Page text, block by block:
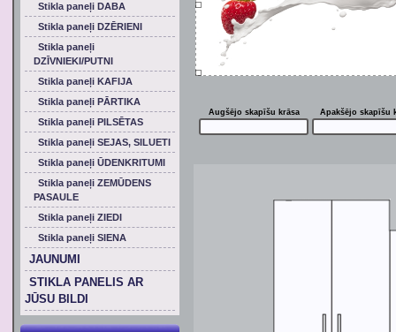
Augšējo skapīšu krāsa Apakšējo skapīšu
Stikla paneļi DABA
Stikla paneļi DZĒRIENI
Stikla paneļi
DZĪVNIEKI/PUTNI
Stikla paneļi KAFIJA
Stikla paneļi PĀRTIKA
Stikla paneļi PILSĒTAS
Stikla paneļi SEJAS, SILUETI
Stikla paneļi ŪDENKRITUMI
Stikla paneļi ZEMŪDENS
PASAULE
Stikla paneļi ZIEDI
Stikla paneļi SIENA
JAUNUMI
STIKLA PANELIS AR
JŪSU BILDI